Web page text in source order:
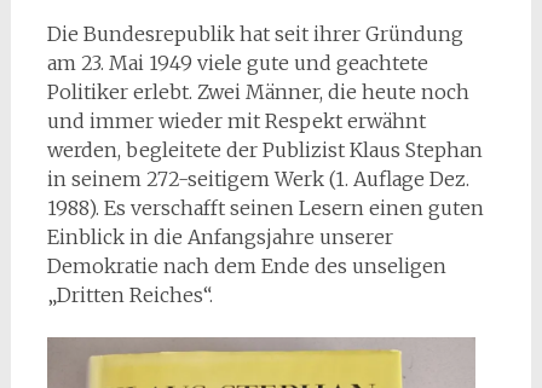
Die Bundesrepublik hat seit ihrer Gründung
am 23. Mai 1949 viele gute und geachtete
Politiker erlebt. Zwei Männer, die heute noch
und immer wieder mit Respekt erwähnt
werden, begleitete der Publizist Klaus Stephan
in seinem 272-seitigem Werk (1. Auflage Dez.
1988). Es verschafft seinen Lesern einen guten
Einblick in die Anfangsjahre unserer
Demokratie nach dem Ende des unseligen
„Dritten Reiches“.